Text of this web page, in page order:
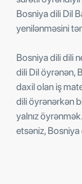
Bosniya dili Dil
yenilənməsini
Bosniya dili dili
dili Dil öyrənən,
daxil olan iş
dili öyrənərkən
yalnız
etsəniz, Bosniya